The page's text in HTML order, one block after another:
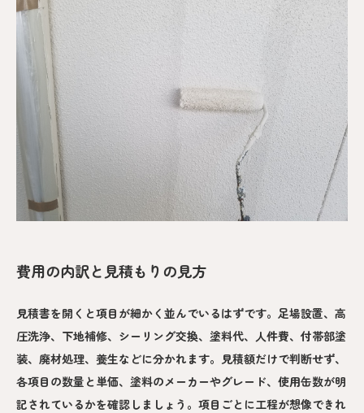
費用の内訳と見積もりの見方
見積書を開くと項目が細かく並んでいるはずです。足場設置、高
圧洗浄、下地補修、シーリング交換、塗料代、人件費、付帯部塗
装、廃材処理、養生などに分かれます。見積額だけで判断せず、
各項目の数量と単価、塗料のメーカーやグレード、使用缶数が明
記されているかを確認しましょう。項目ごとに工程が想像できれ